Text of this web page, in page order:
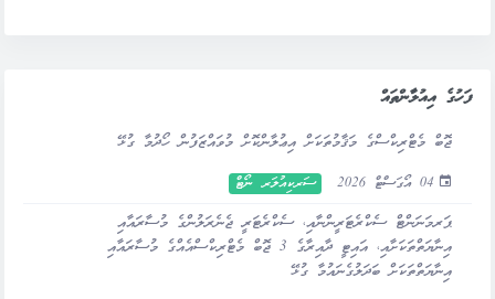
ފަހުގެ އިއުލާންތައް
ޖޮބް މެޓްރިކްސްގެ މަޤާމުތަކަށް އިޢުލާންކޮށް މުވައްޒަފުން ހޯދުމާ ގުޅޭ
04 އޯގަސްޓް 2026 ސަރކިއުލަރ ނޯޓް
ޕަރމަނަންޓް ސެކްރެޓަރީންނާއި، ސެކްރެޓަރީ ޖެނެރަލުންގެ މުސާރައާއި
އިނާޔަތްތަކަށާއި، އައިޓީ ދާއިރާގެ 3 ޖޮބް މެޓްރިކްސްއެއްގެ މުސާރައާއި
އިނާޔަތްތަކަށް ބަދަލުގެނައުމާ ގުޅޭ